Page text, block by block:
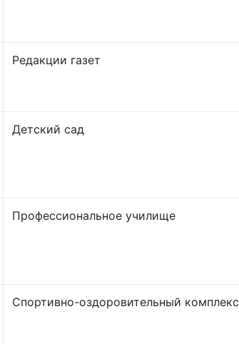
Редакции газет
Детский сад
Профессиональное училище
Спортивно-оздоровительный комплекс